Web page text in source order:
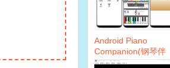
Android Piano
Companion(钢琴伴
侣)v6.31.412 PRO